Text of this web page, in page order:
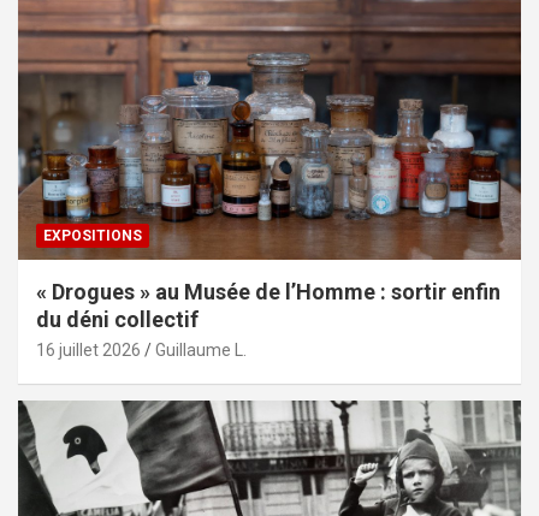
EXPOSITIONS
« Drogues » au Musée de l’Homme : sortir enfin
du déni collectif
16 juillet 2026 Guillaume L.